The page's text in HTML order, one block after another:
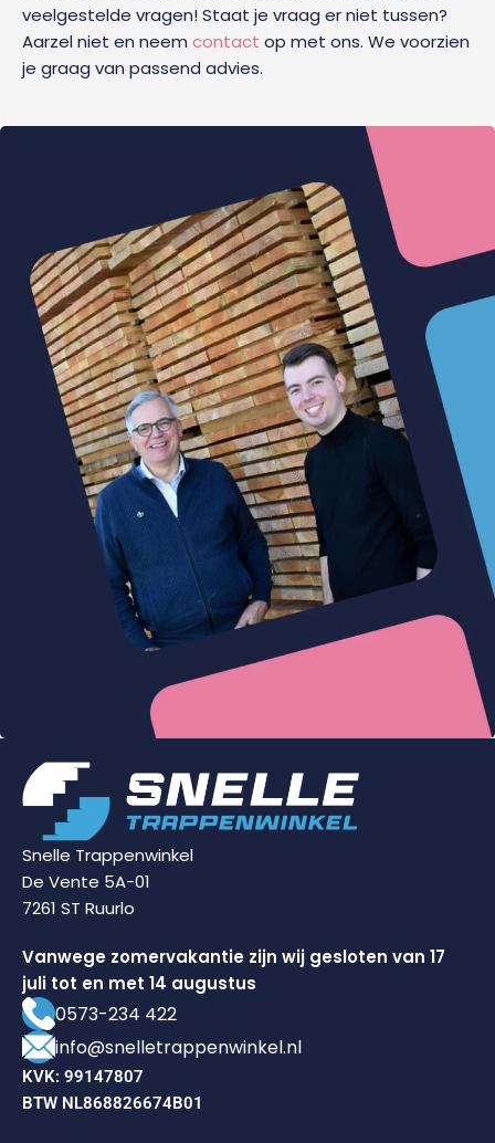
veelgestelde vragen! Staat je vraag er niet tussen?
Aarzel niet en neem contact op met ons. We voorzien
je graag van passend advies.
Snelle Trappenwinkel
De Vente 5A-01
7261 ST Ruurlo
Vanwege zomervakantie zijn wij gesloten van 17
juli tot en met 14 augustus
0573-234 422
info@snelletrappenwinkel.nl
KVK: 99147807
BTW NL868826674B01